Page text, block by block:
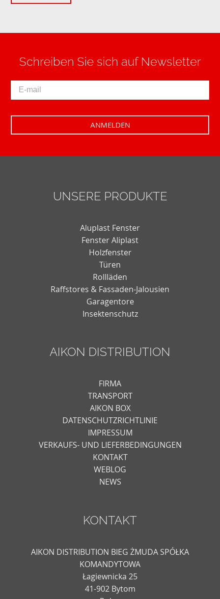
Schreiben Sie sich auf Newsletter
UNSERE PRODUKTE
Aluplast Fenster
Fenster Aliplast
Holzfenster
Türen
Rollläden
Raffstores & Fassaden-Jalousien
Garagentore
Insektenschutz
AIKON DISTRIBUTION
FIRMA
TRANSPORT
AIKON BOX
DATENSCHUTZRICHTLINIE
IMPRESSUM
VERKAUFS- UND LIEFERBEDINGUNGEN
KONTAKT
WEBLOG
NEWS
KONTAKT
AIKON DISTRIBUTION BIEG ŻMUDA SPÓŁKA
KOMANDYTOWA
Łagiewnicka 25
41-902 Bytom